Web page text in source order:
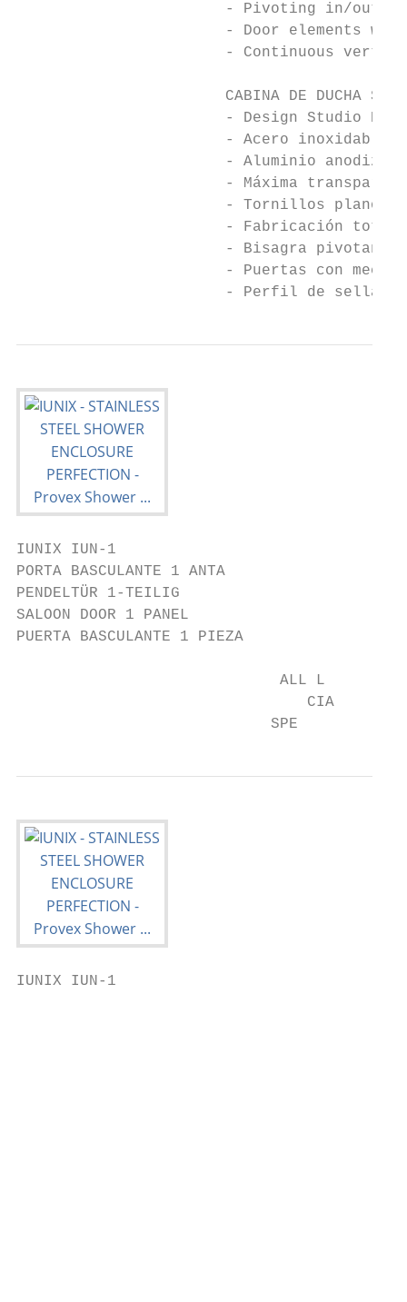
- Pivoting in/out
- Door elements
- Continuous
CABINA DE DUCHA SIN
- Design Studio
- Acero inoxidable
- Aluminio
- Máxima
- Tornillos planos
- Fabricación
- Bisagra pivotante
- Puertas con
- Perfil de
IUNIX IUN-1
PORTA BASCULANTE 1 ANTA
PENDELTÜR 1-TEILIG
SALOON DOOR 1 PANEL
PUERTA BASCULANTE 1 PIEZA
                             ALL L
                                CIA
                            SPE
IUNIX IUN-1